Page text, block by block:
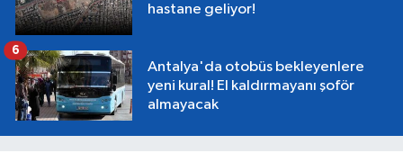
hastane geliyor!
Antalya'da otobüs bekleyenlere
yeni kural! El kaldırmayanı şoför
almayacak
6